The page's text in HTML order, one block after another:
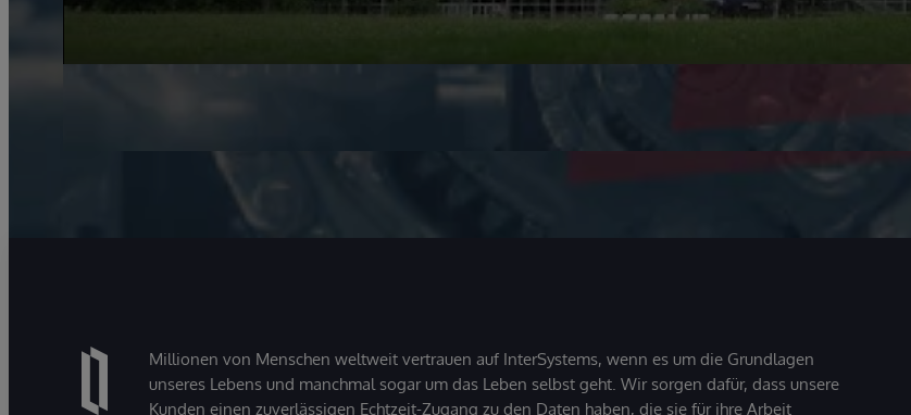
Millionen von Menschen weltweit vertrauen auf InterSystems, wenn es um die Grundlagen
unseres Lebens und manchmal sogar um das Leben selbst geht. Wir sorgen dafür, dass unsere
Kunden einen zuverlässigen Echtzeit-Zugang zu den Daten haben, die sie für ihre Arbeit